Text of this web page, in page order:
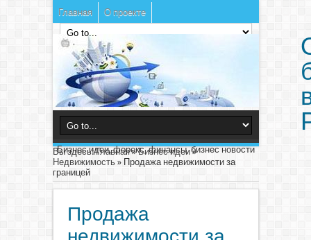
Главная О проекте
Бизнес идеи, форекс, финансы, бизнес новости
Вы здесь:Главная»Бизнес идеи»
Недвижимость» Продажа недвижимости за
границей
Продажа